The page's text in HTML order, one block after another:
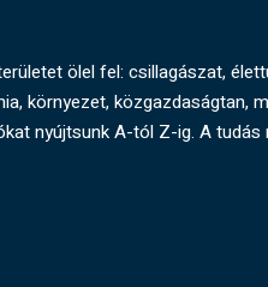
ölel fel: csillagászat,
környezet,
nyújtsunk A-tól Z-ig. A